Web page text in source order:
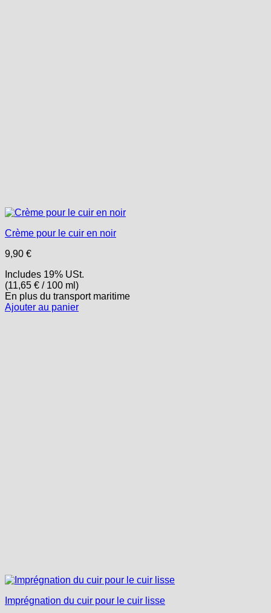
Crème pour le cuir en noir
9,90 €
Includes 19% USt.
(11,65 € / 100 ml)
En plus du transportmaritime
Ajouter au panier
Imprégnation du cuir pour le cuir lisse